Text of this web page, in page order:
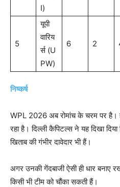
I)
5
यूपी
वारिय
र्स (U
PW)
6 2
निष्कर्ष
WPL 2026 अब रोमांच के चरम पर है।
रहा है। दिल्ली कैपिटल्स ने यह दिखा दिया
खिताब की गंभीर दावेदार भी हैं।
अगर उनकी गेंदबाजी ऐसी ही धार बनाए
किसी भी टीम को चौंका सकती हैं।